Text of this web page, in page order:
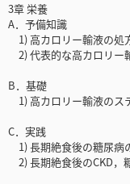
3章 栄養
A．予備知識
1) 高カロリー輸液の処
2) 代表的な高カロリー
B．基礎
1) 高カロリー輸液のス
C．実践
1) 長期絶食後の糖尿病
2) 長期絶食後のCKD，